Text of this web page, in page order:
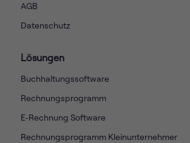
AGB
Datenschutz
Lösungen
Buchhaltungssoftware
Rechnungsprogramm
E‑Rechnung Software
Rechnungsprogramm Kleinunternehmer